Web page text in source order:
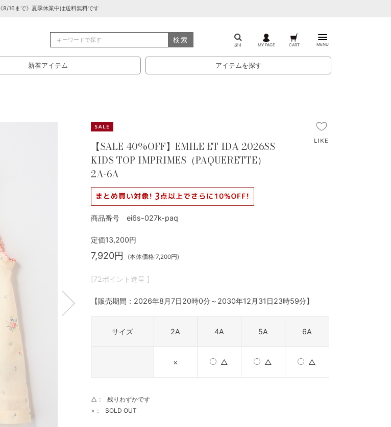
《8/16まで》夏季休業中は送料無料です
検索
探す MY PAGE CART MENU
新着アイテム アイテムを探す
【SALE 40%OFF】EMILE ET IDA 2026SS
KIDS TOP IMPRIMES（PAQUERETTE）
2A-6A
商品番号 ei6s-027k-paq
定価13,200円
7,920円 (本体価格:7,200円)
[72ポイント進呈 ]
【販売期間： 2026年8月7日20時0分～ 2030年12月31日23時59分】
サイズ 2A 4A 5A 6A
× △ △ △
△：
残りわずかです
×：
SOLD OUT